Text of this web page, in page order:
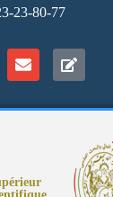
23-80-77